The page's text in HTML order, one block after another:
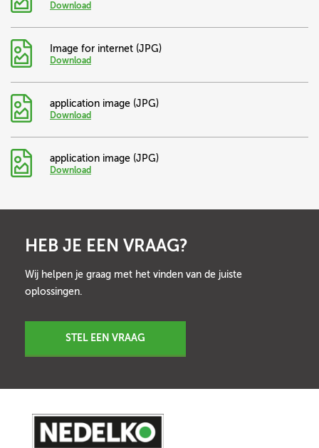
Download
Image for internet (JPG)
Download
application image (JPG)
Download
application image (JPG)
Download
HEB JE EEN VRAAG?
Wij helpen je graag met het vinden van de juiste
oplossingen.
STEL EEN VRAAG